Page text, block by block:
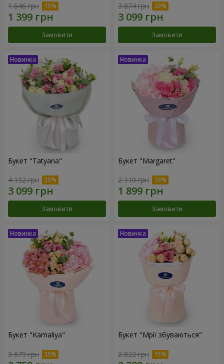
1 646 грн
Замовити
3 874 грн
Замовити
Букет "Tatyana"
4 132 грн
Замовити
Букет "Margaret"
2 110 грн
Замовити
Букет "Kamaliya"
3 679 грн
Букет "Мрії збуваються"
2 822 грн